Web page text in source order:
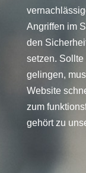
Angriffen im
den
setzen.
gelingen,
Website
zum
gehört zu